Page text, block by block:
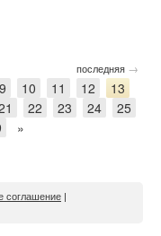
последняя →
9 10 11 12
13
22 23 24
25
»
соглашение |